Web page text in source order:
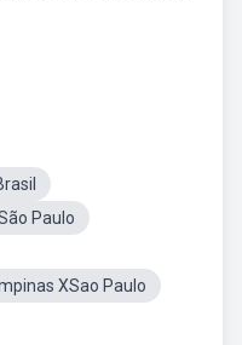
Paulo
XSao Paulo